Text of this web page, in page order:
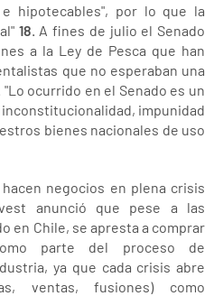
hipotecables", por lo que la
18. A fines de julio el Senado
a la Ley de Pesca que han
que no esperaban una
ocurrido en el Senado es un
impunidad
bienes nacionales de uso
negocios en plena crisis
anunció que pese a las
en Chile, se apresta a comprar
parte del proceso de
ya que cada crisis abre
ventas, fusiones) como